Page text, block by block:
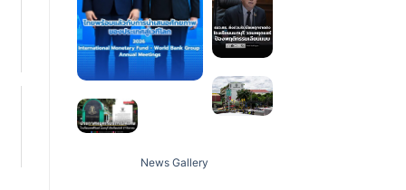
News Gallery